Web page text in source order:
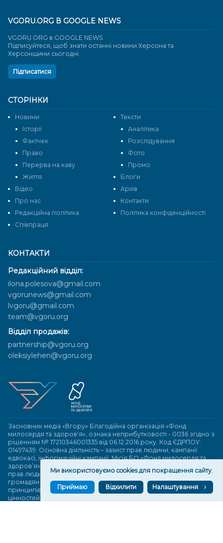
КОНТАКТИ
Редакційний відділ:
ilona.polesova@gmail.com
vgorunews@gmail.com
lvgoru@gmail.com
team@vgoru.org
Відділ продажів:
partnership@vgoru.org
oleksiylehen@vgoru.org
Засновник медіа «Вгору» Благодійна організація «Фонд
милосердя та здоров'я», ознака неприбутковості - 0036 згідно з
рішенням № 17210346001335 від 06.12.2016 року. Код ЄДРПОУ:
01497439. Основна діяльність – захист прав людини, кампанії
едвокасі, інформаційні кампанії. Місія БО «Фонд милосердя та
здоров’я» – сприяти зміцненню поваги до людської гідності та
прав людини в українському суспільстві, давати знання і надихати
громадян України на активні і відповідальні дії для реалізації
принципів верховенства права і утвердження демократичних
цінностей. Керівними органами БО «Фонд милосердя та
СТОРІНКИ
Новини
Тексти
Історії
Аналітика
Фактчек
Розслідування
Право
Фото
Перерва на каву
Промо
Життя
Блоги
Відео
Архів
Про нас
Контакти
Редакційна політика
Політика конфіденційності
Cпівпраця
VGORU.ORG В GOOGLE NEWS
VGORU.ORG в GOOGLE NEWS
Підписуйтеся, щоб знати останні новини Херсона та
Херсонщини сьогодні
Підписатися
Ми використовуємо cookies для покращення сайту.
Приймаю Відхилити Налаштування